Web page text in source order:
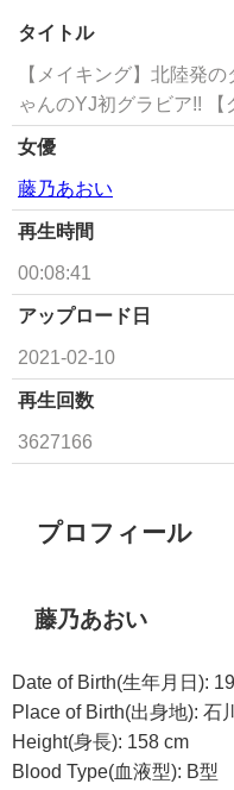
タイトル
【メイキング】北陸発
ゃんのYJ初グラビア!!
女優
藤乃あおい
再生時間
00:08:41
アップロード日
2021-02-10
再生回数
3627166
プロフィール
藤乃あおい
Date of Birth(生年月日):
Place of Birth(出身地): 石
Height(身長): 158 cm
Blood Type(血液型): B型